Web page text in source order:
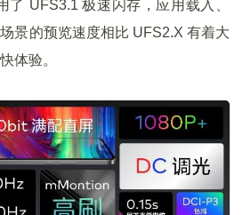
了 UFS3.1 极速闪存，应用载入、
景的预览速度相比 UFS2.X 有着大
体验。